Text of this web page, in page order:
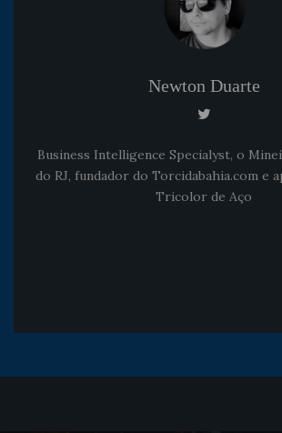
Newton Duarte
Business Intelligence Specialyst, o
do RJ, fundador do Torcidabahia.com e
Tricolor de Aço